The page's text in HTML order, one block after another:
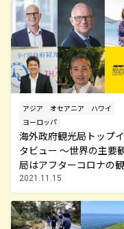
アジア オセアニア
ハワイ
ヨーロッパ
海外政府観光局トップ
タビュー ～世界の主要
局はアフターコロナの
をどう捉えているのか～
2021.11.15